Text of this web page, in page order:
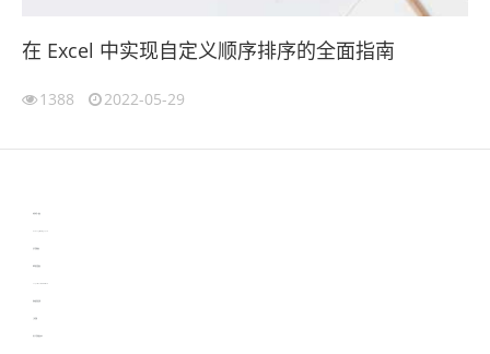
在 Excel 中实现自定义顺序排序的全面指南
1388 2022-05-29